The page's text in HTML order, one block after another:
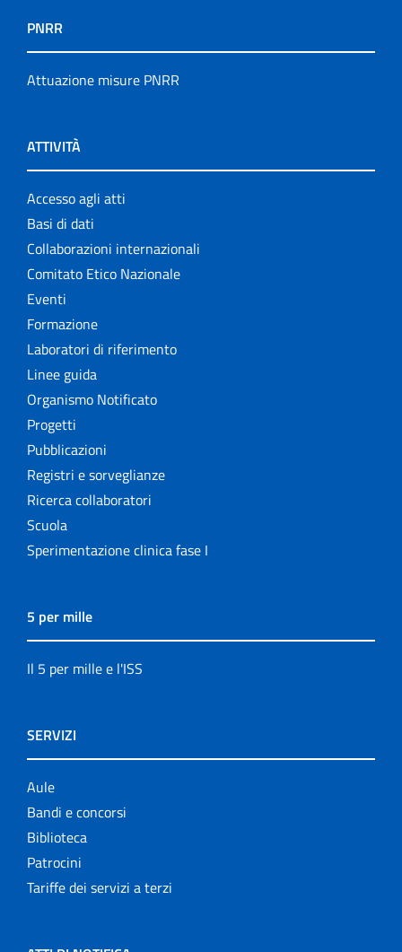
PNRR
Attuazione misure PNRR
ATTIVITÀ
Accesso agli atti
Basi di dati
Collaborazioni internazionali
Comitato Etico Nazionale
Eventi
Formazione
Laboratori di riferimento
Linee guida
Organismo Notificato
Progetti
Pubblicazioni
Registri e sorveglianze
Ricerca collaboratori
Scuola
Sperimentazione clinica fase I
5 per mille
Il 5 per mille e l'ISS
SERVIZI
Aule
Bandi e concorsi
Biblioteca
Patrocini
Tariffe dei servizi a terzi